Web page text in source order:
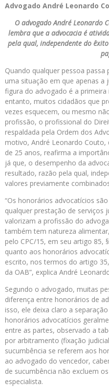
Advogado André Leonardo
O advogado André Leonardo
lembra que a advocacia é
pela qual, independente do
Quando qualquer pessoa
uma situação em que apenas a
figura do advogado é a
entanto, muitos cidadãos que
vezes esquecem, ou mesmo
profissão, o profissional do
respaldada pela Ordem dos
motivo, André Leonardo Couto,
de 25 anos, reafirma a
já que, o desempenho da
resultado, razão pela qual,
valores previamente
“Os honorários advocatícios
qualquer prestação de serviços
valorizam a profissão do
também tem natureza
pelo CPC/15, em seu artigo 85,
quanto aos honorários
escrito, nos termos do artigo
da OAB”, explica André
Segundo o advogado, muitas
diferença entre honorários de
isso, ele deixa claro a
honorários advocatícios
entre as partes, observado a
por arbitramento (fixação
sucumbência se referem aos
ao advogado do vencedor,
de sucumbência não excluem
especialista.